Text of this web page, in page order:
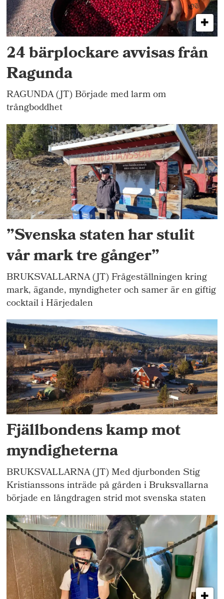
24 bärplockare avvisas från
Ragunda
RAGUNDA (JT) Började med larm om
trångboddhet
”Svenska staten har stulit
vår mark tre gånger”
BRUKSVALLARNA (JT) Frågeställningen kring
mark, ägande, myndigheter och samer är en giftig
cocktail i Härjedalen
Fjällbondens kamp mot
myndigheterna
BRUKSVALLARNA (JT) Med djurbonden Stig
Kristianssons inträde på gården i Bruksvallarna
började en långdragen strid mot svenska staten